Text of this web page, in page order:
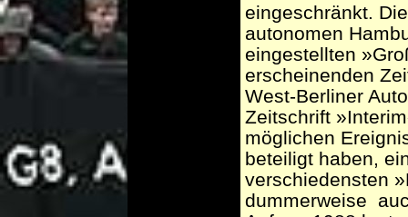
eingeschränkt.
autonomen
eingestellten
erscheinenden
West-Berliner
Zeitschrift
möglichen
beteiligt haben,
verschiedensten
dummerweise